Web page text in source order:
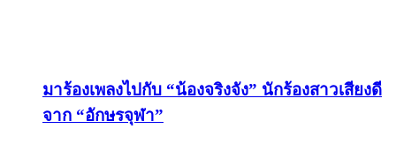
มาร้องเพลงไปกับ “น้องจริงจัง” นักร้องสาวเสียงดี
จาก “อักษรจุฬา”